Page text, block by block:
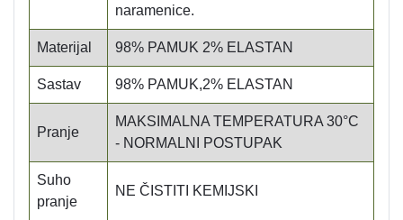
naramenice.
Materijal 98% PAMUK 2% ELASTAN
Sastav 98% PAMUK,2% ELASTAN
Pranje
MAKSIMALNA TEMPERATURA 30°C
- NORMALNI POSTUPAK
Suho
pranje
NE ČISTITI KEMIJSKI